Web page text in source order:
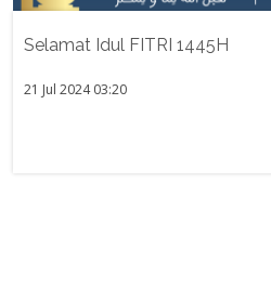
Selamat Idul FITRI 1445H
21 Jul 2024 03:20